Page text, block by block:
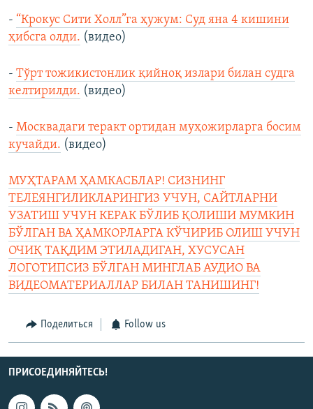
- “Крокус Сити Холл”га ҳужум: Суд яна 4 кишини
ҳибсга олди. (видео)
- Тўрт тожикистонлик қийноқ излари билан судга
келтирилди. (видео)
- Москвадаги теракт ортидан муҳожирларга босим
кучайди. (видео)
МУҲТАРАМ ҲАМКАСБЛАР! СИЗНИНГ
ТЕЛЕЯНГИЛИКЛАРИНГИЗ УЧУН, САЙТЛАРНИ
УЗАТИШ УЧУН КЕРАК БЎЛИБ ҚОЛИШИ МУМКИН
БЎЛГАН ВА ҲАМКОРЛАРГА КЎЧИРИБ ОЛИШ УЧУН
ОЧИҚ ТАҚДИМ ЭТИЛАДИГАН, ХУСУСАН
ЛОГОТИПСИЗ БЎЛГАН МИНГЛАБ АУДИО ВА
ВИДЕОМАТЕРИАЛЛАР БИЛАН ТАНИШИНГ!
Поделиться Follow us
ПРИСОЕДИНЯЙТЕСЬ!